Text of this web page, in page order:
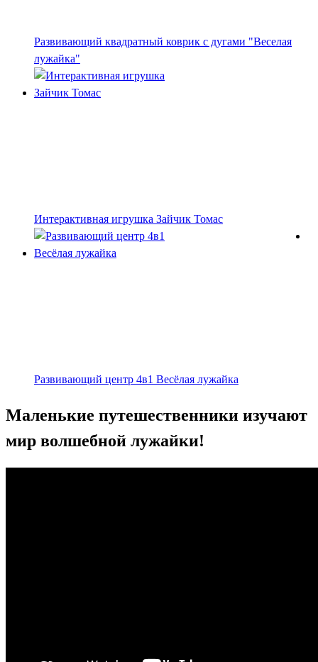
Развивающий квадратный коврик с дугами "Веселая
лужайка"
Интерактивная игрушка Зайчик Томас
Развивающий центр 4в1 Весёлая лужайка
Маленькие путешественники изучают
мир волшебной лужайки!